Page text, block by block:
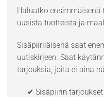
Haluatko ensimmäisenä
uusista tuotteista ja
Sisäpiiriläisenä saat
uutiskirjeen. Saat
tarjouksia, joita ei aina
✔ Sisäpiirin